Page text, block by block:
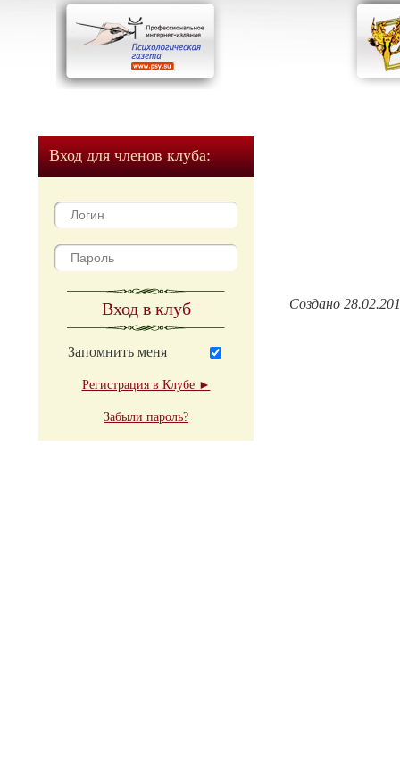
Вход для членов клуба:
Вход в клуб
Запомнить меня
Регистрация в Клубе ►
Забыли пароль?
Создано